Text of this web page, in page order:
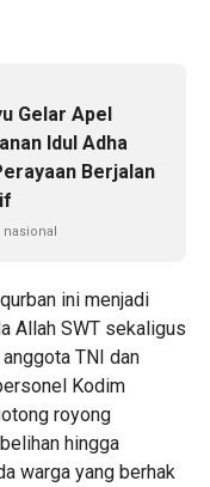
Gelar Apel
Idul Adha
Berjalan
ini menjadi
Allah SWT sekaligus
TNI dan
Kodim
royong
hingga
warga yang berhak